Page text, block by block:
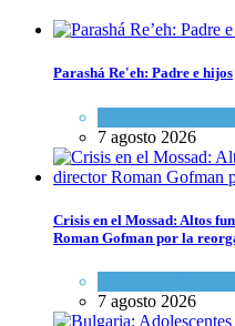
Parashá Re'eh: Padre e hijos
7 agosto 2026
Crisis en el Mossad: Altos
Roman Gofman por la
7 agosto 2026